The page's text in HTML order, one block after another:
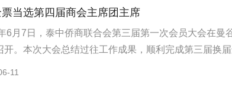
当选第四届商会主席团主席
6月7日，泰中侨商联合会第三届第一次会员大会在曼
开。本次大会总结过往工作成果，顺利完成第三届换
11